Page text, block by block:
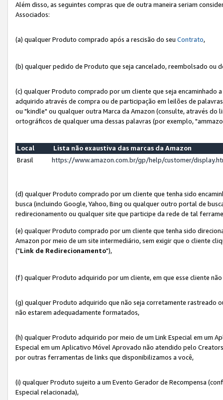
Além disso, as seguintes compras que de outra maneira seriam
Associados:
(a) qualquer Produto comprado após a rescisão do seu Contrato,
(b) qualquer pedido de Produto que seja cancelado, reembolsado ou
(c) qualquer Produto comprado por um cliente que seja encaminhado
adquirido através de compra ou de participação em leilões de
ou "kindle" ou qualquer outra Marca da Amazon (consulte, através do
ortográficos de qualquer uma dessas palavras (por exemplo,
Local
Lista não exaustiva das marcas da Amazon
Brasil
https://www.amazon.com.br/gp/help/customer/
(d) qualquer Produto comprado por um cliente que tenha sido
busca (incluindo Google, Yahoo, Bing ou qualquer outro portal de
redirecionamento ou qualquer site que participe da rede de tal
(e) qualquer Produto comprado por um cliente que tenha sido
Amazon por meio de um site intermediário, sem exigir que o cliente
("Link de Redirecionamento"),
(f) qualquer Produto adquirido por um cliente, em que esse cliente
(g) qualquer Produto adquirido que não seja corretamente rastreado
não estarem adequadamente formatados,
(h) qualquer Produto adquirido por meio de um Link Especial em um
Especial em um Aplicativo Móvel Aprovado não atendido pelo
por outras ferramentas de links que disponibilizamos a você,
(i) qualquer Produto sujeito a um Evento Gerador de Recompensa
Especial relacionada),